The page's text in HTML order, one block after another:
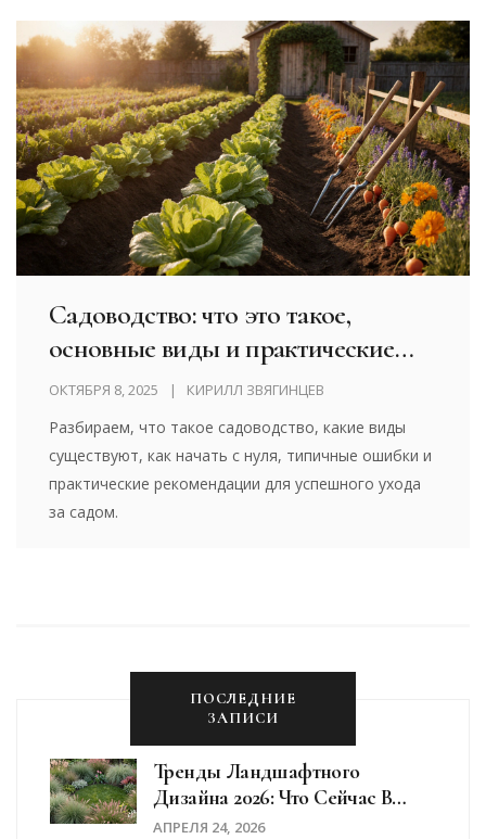
Садоводство: что это такое,
основные виды и практические
советы
ОКТЯБРЯ 8, 2025 КИРИЛЛ ЗВЯГИНЦЕВ
Разбираем, что такое садоводство, какие виды
существуют, как начать с нуля, типичные ошибки и
практические рекомендации для успешного ухода
за садом.
ПОСЛЕДНИЕ
ЗАПИСИ
Тренды Ландшафтного
Дизайна 2026: Что Сейчас В
Моде На Загородных Участках
АПРЕЛЯ 24, 2026